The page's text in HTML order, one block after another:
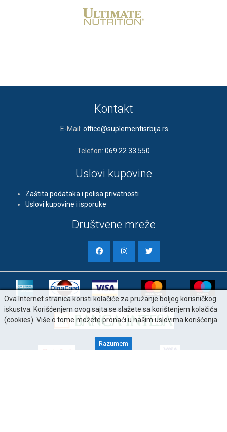
Kontakt
E-Mail: office@suplementisrbija.rs
Telefon: 069 22 33 550
Uslovi kupovine
Zaštita podataka i polisa privatnosti
Uslovi kupovine i isporuke
Društvene mreže
Ova Internet stranica koristi kolačiće za pružanje boljeg korisničkog
iskustva. Korišćenjem ovog sajta se slažete sa korištenjem kolačića
(cookies). Više o tome možete pronaći u našim uslovima korišćenja.
Razumem